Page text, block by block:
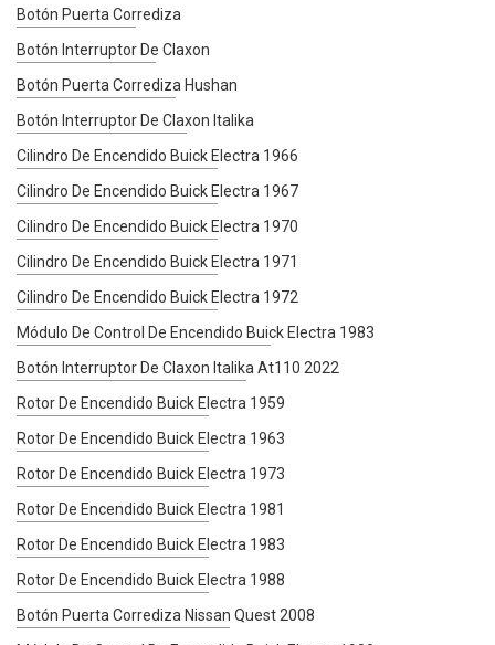
Botón Puerta Corrediza
Botón Interruptor De Claxon
Botón Puerta Corrediza Hushan
Botón Interruptor De Claxon Italika
Cilindro De Encendido Buick Electra 1966
Cilindro De Encendido Buick Electra 1967
Cilindro De Encendido Buick Electra 1970
Cilindro De Encendido Buick Electra 1971
Cilindro De Encendido Buick Electra 1972
Módulo De Control De Encendido Buick Electra 1983
Botón Interruptor De Claxon Italika At110 2022
Rotor De Encendido Buick Electra 1959
Rotor De Encendido Buick Electra 1963
Rotor De Encendido Buick Electra 1973
Rotor De Encendido Buick Electra 1981
Rotor De Encendido Buick Electra 1983
Rotor De Encendido Buick Electra 1988
Botón Puerta Corrediza Nissan Quest 2008